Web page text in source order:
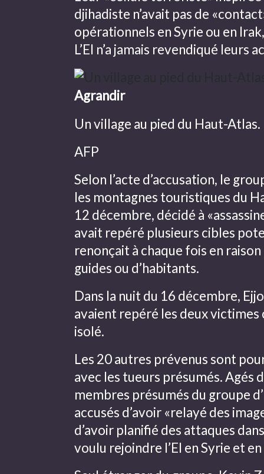
djihadiste n’avait pas de
opérationnels en Syrie ou en
L’EI n’a jamais revendiqué leurs
Agrandir
Un village au pied du Haut-Atlas.
AFP
Selon l’acte d’accusation, le
les montagnes touristiques du
12 décembre, décidé à
avait repéré plusieurs cibles
renonçait à chaque fois en
guides ou d’habitants.
Dans la nuit du 16 décembre,
avaient repéré les deux victimes
isolé.
Les 20 autres prévenus sont
avec les tueurs présumés. Agés
membres présumés du groupe
accusés d’avoir «relayé des
d’avoir planifié des attaques
voulu rejoindre l’EI en Syrie et